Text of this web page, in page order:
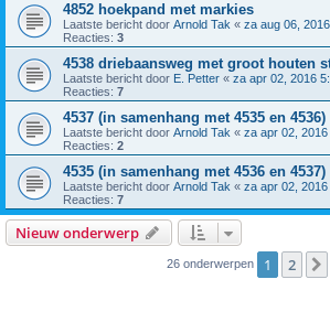
4852 hoekpand met markies
Laatste bericht door Arnold Tak « za aug 06,
Reacties: 3
4538 driebaansweg met groot houten
Laatste bericht door E. Petter « za apr 02, 2016
Reacties: 7
4537 (in samenhang met 4535 en 4536)
Laatste bericht door Arnold Tak « za apr 02,
Reacties: 2
4535 (in samenhang met 4536 en 4537)
Laatste bericht door Arnold Tak « za apr 02,
Reacties: 7
Nieuw onderwerp
26 onderwerpen 1 2